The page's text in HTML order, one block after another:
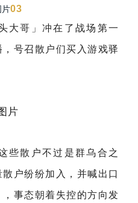
03
大哥」冲在了战场第一
号召散户们买入游戏驿
些散户不过是群乌合之
户纷纷加入，并喊出口
事态朝着失控的方向发